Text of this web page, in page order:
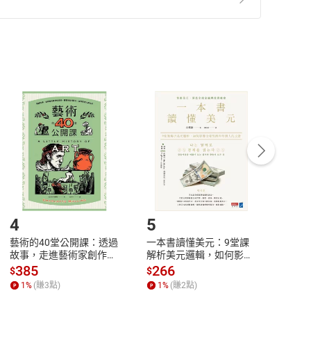
第2條第5款之規定，「非以有形媒介提供之數位
點選「瀏覽訂單明細」 「申請取消訂單/ 退
貨。
付款方式
Payment
完成訂單
Complete
號，下載書籍後看書
4
藝術的40堂公開課：透過
故事，走進藝術家創作現
場，看藝術如何誕生、如
何形塑人類生活【電子
書】
$385
1% (賺3點)
5
一本書讀懂美元：9堂課
解析美元邏輯，如何影響
全球經濟和每個人的投資
【電子書】
$266
1% (賺2點)